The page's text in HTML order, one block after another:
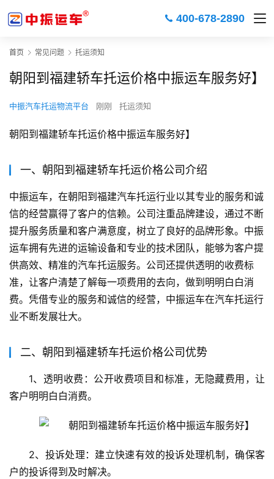
400-678-2890
首页 常见问题 托运须知
朝阳到福建轿车托运价格中振运车服务好】
中振汽车托运物流平台 刚刚 托运须知
朝阳到福建轿车托运价格中振运车服务好】
一、朝阳到福建轿车托运价格公司介绍
中振运车，在朝阳到福建汽车托运行业以其专业的服务和诚
信的经营赢得了客户的信赖。公司注重品牌建设，通过不断
提升服务质量和客户满意度，树立了良好的品牌形象。中振
运车拥有先进的运输设备和专业的技术团队，能够为客户提
供高效、精准的汽车托运服务。公司还提供透明的收费标
准，让客户清楚了解每一项费用的去向，做到明明白白消
费。凭借专业的服务和诚信的经营，中振运车在汽车托运行
业不断发展壮大。
二、朝阳到福建轿车托运价格公司优势
1、透明收费：公开收费项目和标准，无隐藏费用，让
客户明明白白消费。
2、投诉处理：建立快速有效的投诉处理机制，确保客
户的投诉得到及时解决。